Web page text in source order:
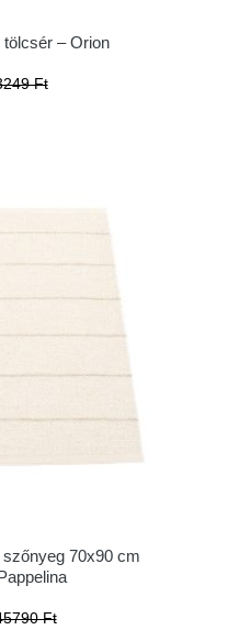
– Orion
Ft
70x90 cm
Ft